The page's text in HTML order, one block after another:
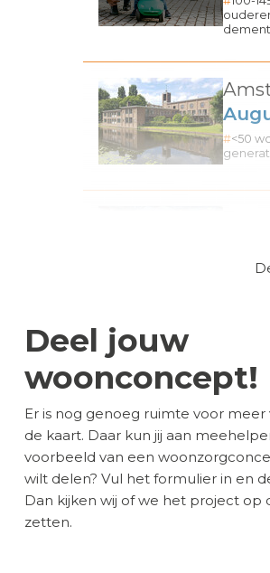
Deel jouw
woonconcept!
Er is nog genoeg ruimte voor
de kaart. Daar kun jij aan
voorbeeld van een
wilt delen? Vul het formulier in en
Dan kijken wij of we het project op
zetten.